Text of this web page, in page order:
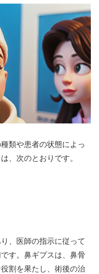
類や患者の状態によっ
、次のとおりです。
、医師の指示に従って
す。鼻ギプスは、鼻骨
割を果たし、術後の治